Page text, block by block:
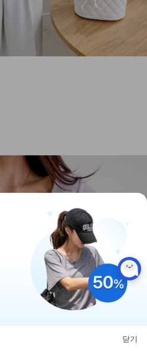
닫기
마이페이지